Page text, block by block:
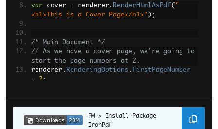
var cover = renderer . RenderHtmlAsPdf( "
<h1>This is a Cover Page</h1>" );
/* Main Document */
// As we have a cover page, we're going to
start the page numbers at 2.
renderer . RenderingOptions . FirstPageNumber
=
2 ;
// Download from a URL & convert to PDF in
just one line!
var pdf =
renderer.RenderUrlAsPdf
"https://www.nuget
Install-Package
IronPdf